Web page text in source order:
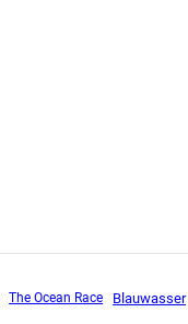
The Ocean Race Blauwasser